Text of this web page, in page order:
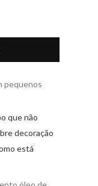
pequenos
que não
decoração
está